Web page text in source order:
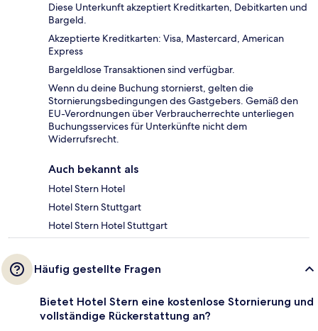
Diese Unterkunft akzeptiert Kreditkarten, Debitkarten und
Bargeld.
Akzeptierte Kreditkarten: Visa, Mastercard, American
Express
Bargeldlose Transaktionen sind verfügbar.
Wenn du deine Buchung stornierst, gelten die
Stornierungsbedingungen des Gastgebers. Gemäß den
EU-Verordnungen über Verbraucherrechte unterliegen
Buchungsservices für Unterkünfte nicht dem
Widerrufsrecht.
Auch bekannt als
Hotel Stern Hotel
Hotel Stern Stuttgart
Hotel Stern Hotel Stuttgart
Häufig gestellte Fragen
Bietet Hotel Stern eine kostenlose Stornierung und
vollständige Rückerstattung an?